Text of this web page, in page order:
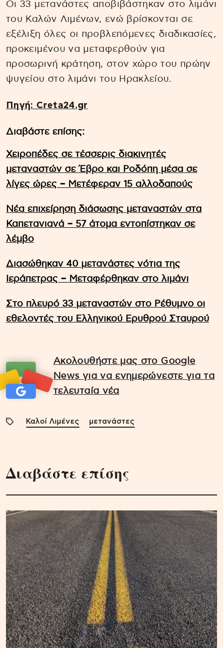
Οι 33 μετανάστες αποβιβάστηκαν στο λιμάνι
του Καλών Λιμένων, ενώ βρίσκονται σε
εξέλιξη όλες οι προβλεπόμενες διαδικασίες,
προκειμένου να μεταφερθούν για
προσωρινή κράτηση, στον χώρο του πρώην
ψυγείου στο λιμάνι του Ηρακλείου.
Πηγή: Creta24.gr
Διαβάστε επίσης:
Χειροπέδες σε τέσσερις διακινητές
μεταναστών σε Έβρο και Ροδόπη μέσα σε
λίγες ώρες – Μετέφεραν 15 αλλοδαπούς
Νέα επιχείρηση διάσωσης μεταναστών στα
Καπετανιανά – 57 άτομα εντοπίστηκαν σε
λέμβο
Διασώθηκαν 40 μετανάστες νότια της
Ιεράπετρας – Μεταφέρθηκαν στο λιμάνι
Στο πλευρό 33 μεταναστών στο Ρέθυμνο οι
εθελοντές του Ελληνικού Ερυθρού Σταυρού
Ακολουθήστε μας στο Google
News για να ενημερώνεστε για τα
τελευταία νέα
Καλοί Λιμένες μετανάστες
Διαβάστε επίσης